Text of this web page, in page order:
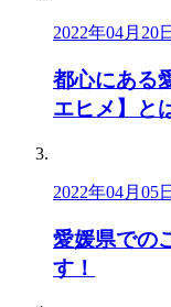
2022年04月20日
都心にある
エヒメ】と
2022年04月05日
愛媛県での
す！